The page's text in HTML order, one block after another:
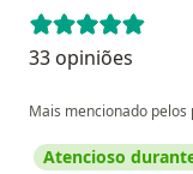
33 opiniões
Mais mencionado pelos
Atencioso